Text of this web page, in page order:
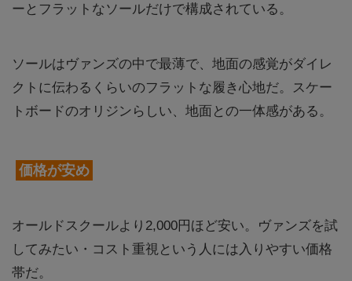
ーとフラットなソールだけで構成されている。
ソールはヴァンズの中で最薄で、地面の感覚がダイレ
クトに伝わるくらいのフラットな履き心地だ。スケー
トボードのオリジンらしい、地面との一体感がある。
価格が安め
オールドスクールより2,000円ほど安い。ヴァンズを試
してみたい・コスト重視という人には入りやすい価格
帯だ。